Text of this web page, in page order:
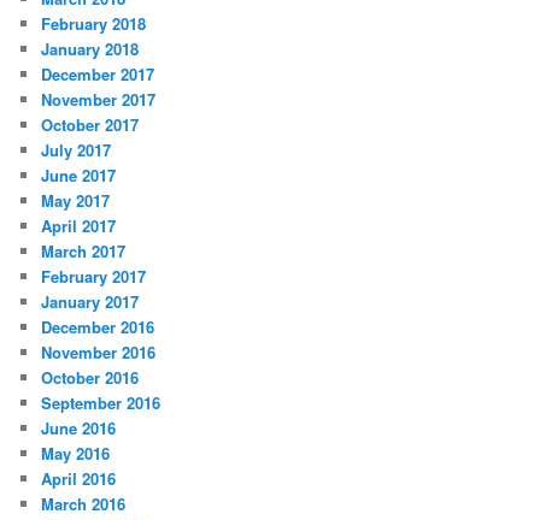
February 2018
January 2018
December 2017
November 2017
October 2017
July 2017
June 2017
May 2017
April 2017
March 2017
February 2017
January 2017
December 2016
November 2016
October 2016
September 2016
June 2016
May 2016
April 2016
March 2016